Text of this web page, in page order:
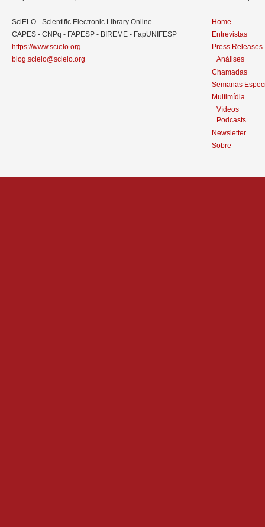
SciELO - Scientific Electronic Library Online
CAPES - CNPq - FAPESP - BIREME - FapUNIFESP
https://www.scielo.org
blog.scielo@scielo.org
Home
Entrevistas
Press Releases
Análises
Chamadas
Semanas
Multimídia
Vídeos
Podcasts
Newsletter
Sobre